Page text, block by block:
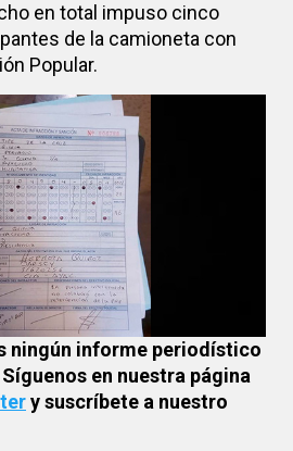
en total impuso cinco
de la camioneta con
Popular.
ningún informe periodístico
Síguenos en nuestra página
y suscríbete a nuestro